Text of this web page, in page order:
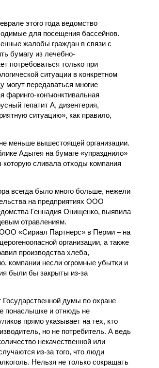
этого года ведомство
для посещения бассейнов.
жалобы граждан в связи с
бумагу из лечебно-
потребоваться только при
ситуации в конкретном
могут передаваться многие
фаринго-конъюнктивальная
гепатит A, дизентерия,
ситуацию», как правило,
меньше вышестоящей организации.
Адыгея на бумаге «упразднило»
сливала отходы компания
всегда было много больше, нежели
на предприятиях ООО
Геннадия Онищенко, выявила
отравлениям.
«Сириал Партнерс» в Перми – на
организации, а также
производства хлеба,
компании несли огромные убытки и
были бы закрыты из-за
думы по охране
понаслышке и отнюдь не
прямо указывает на тех, кто
но не потребитель. А ведь
некачественной или
из-за того, что люди
Нельзя не только сокращать